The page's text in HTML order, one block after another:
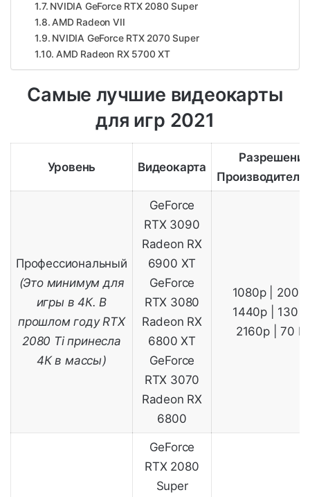
NVIDIA GeForce RTX 2080 Super
AMD Radeon VII
NVIDIA GeForce RTX 2070 Super
AMD Radeon RX 5700 XT
Самые лучшие видеокарты
для игр 2021
Уровень Видеокарта
Профессиональный
(Это минимум для
игры в 4К. В
прошлом году RTX
2080 Ti принесла
4К в массы)
GeForce
RTX 3090
Radeon RX
6900 XT
GeForce
RTX 3080
Radeon RX
6800 XT
GeForce
RTX 3070
Radeon RX
6800
1080p | 200
1440p | 130
2160p | 70
GeForce
RTX 2080
Super